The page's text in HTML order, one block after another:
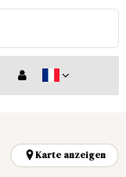
Karte anzeigen